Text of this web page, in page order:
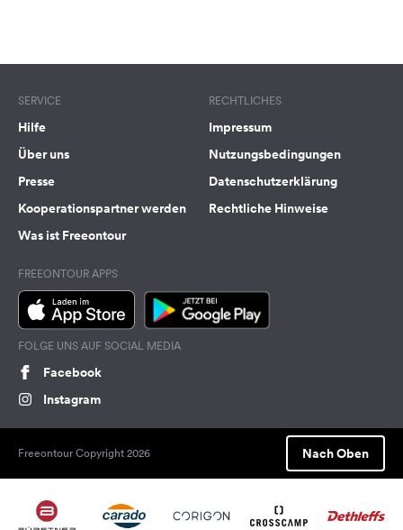
SERVICE
Hilfe
Über uns
Presse
Kooperationspartner werden
Was ist Freeontour
RECHTLICHES
Impressum
Nutzungsbedingungen
Datenschutzerklärung
Rechtliche Hinweise
FREEONTOUR APPS
FOLGE UNS AUF SOCIAL MEDIA
Facebook
Instagram
Freeontour Copyright 2026 Nach Oben